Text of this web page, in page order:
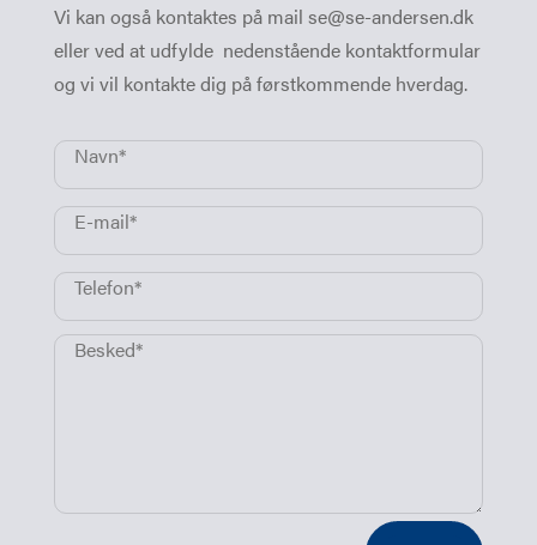
Vi kan også kontaktes på mail se@se-andersen.dk
eller ved at udfylde nedenstående kontaktformular
og vi vil kontakte dig på førstkommende hverdag.